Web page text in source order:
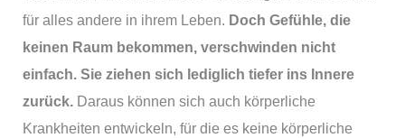
für alles andere in ihrem Leben. Doch Gefühle, die
keinen Raum bekommen, verschwinden nicht
einfach. Sie ziehen sich lediglich tiefer ins Innere
zurück. Daraus können sich auch körperliche
Krankheiten entwickeln, für die es keine körperliche